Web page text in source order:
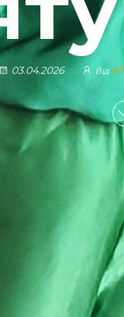
03.04.2026 Від